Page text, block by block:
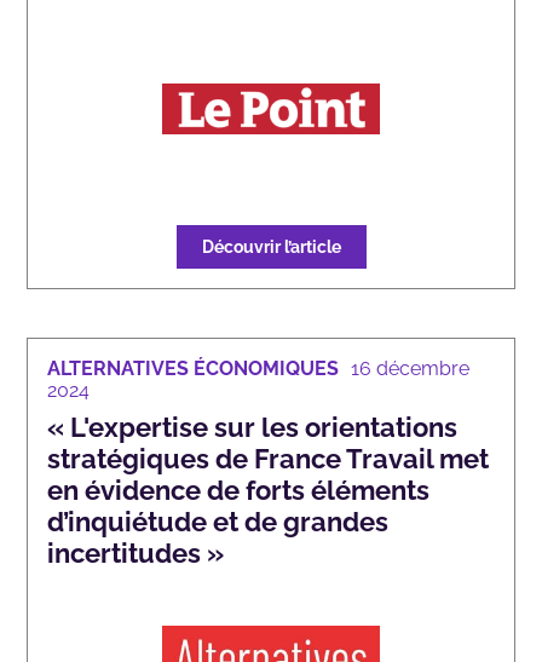
Découvrir l’article
ALTERNATIVES ÉCONOMIQUES 16 décembre
2024
« L'expertise sur les orientations
stratégiques de France Travail met
en évidence de forts éléments
d’inquiétude et de grandes
incertitudes »